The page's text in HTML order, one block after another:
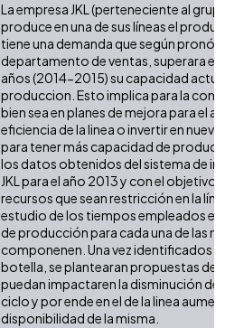
La empresa JKL (perteneciente al
produce en una de sus líneas el
tiene una demanda que según
departamento de ventas, superara
años (2014-2015) su capacidad
produccion. Esto implica para la
bien sea en planes de mejora para el
eficiencia de la linea o invertir en
para tener más capacidad de
los datos obtenidos del sistema de
JKL para el año 2013 y con el objetivo
recursos que sean restricción en la
estudio de los tiempos empleados
de producción para cada una de las
componenen. Una vez identificados
botella, se plantearan propuestas de
puedan impactaren la disminución de
ciclo y por ende en el de la linea
disponibilidad de la misma.